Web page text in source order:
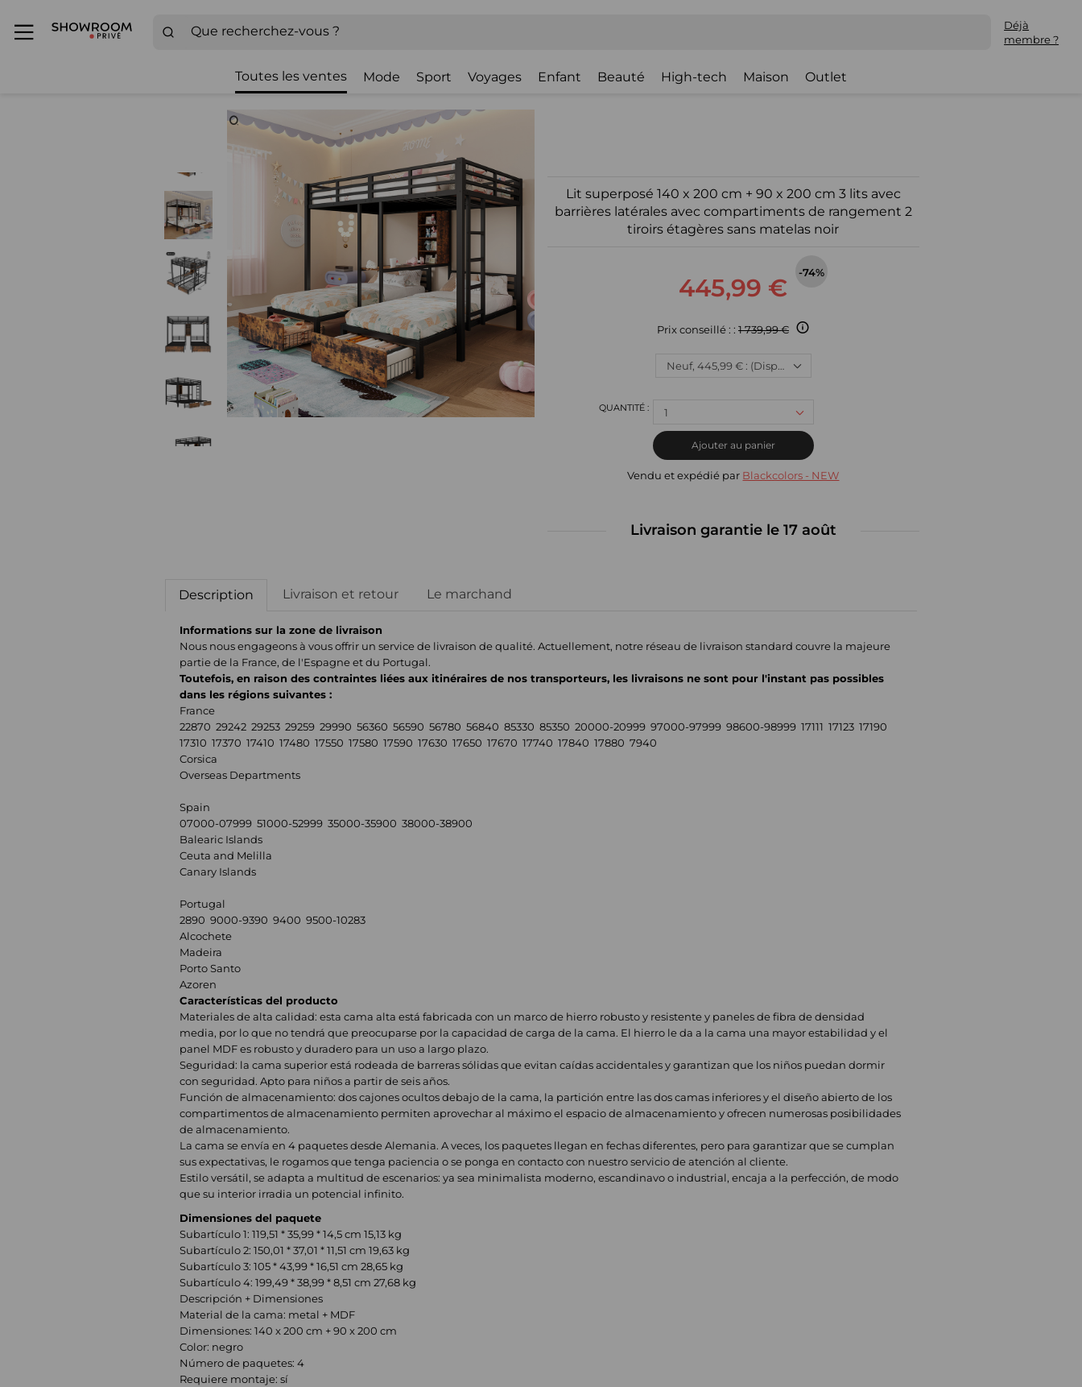
Déjà
membre ?
Toutes les ventes Mode Sport Voyages Enfant Beauté High-tech Maison Outlet
Zoom
Lit superposé 140 x 200 cm + 90 x 200 cm 3 lits avec
barrières latérales avec compartiments de rangement 2
tiroirs étagères sans matelas noir
445,99 €
-74%
Prix conseillé : : 1 739,99 €
Neuf, 445,99 € : (Disponible)
1
Ajouter au panier
Vendu et expédié par Blackcolors - NEW
Livraison garantie le 17 août
Description Livraison et retour Le marchand
Informations sur la zone de livraison
Nous nous engageons à vous offrir un service de livraison de qualité. Actuellement, notre réseau de livraison standard couvre la majeure
partie de la France, de l'Espagne et du Portugal.
Toutefois, en raison des contraintes liées aux itinéraires de nos transporteurs, les livraisons ne sont pour l'instant pas possibles
dans les régions suivantes :
France
22870 29242 29253 29259 29990 56360 56590 56780 56840 85330 85350 20000-20999 97000-97999 98600-98999 17111 17123 17190
17310 17370 17410 17480 17550 17580 17590 17630 17650 17670 17740 17840 17880 7940
Corsica
Overseas Departments
Spain
07000-07999 51000-52999 35000-35900 38000-38900
Balearic Islands
Ceuta and Melilla
Canary Islands
Portugal
2890 9000-9390 9400 9500-10283
Alcochete
Madeira
Porto Santo
Azoren
Características del producto
Materiales de alta calidad: esta cama alta está fabricada con un marco de hierro robusto y resistente y paneles de fibra de densidad
media, por lo que no tendrá que preocuparse por la capacidad de carga de la cama. El hierro le da a la cama una mayor estabilidad y el
panel MDF es robusto y duradero para un uso a largo plazo.
Seguridad: la cama superior está rodeada de barreras sólidas que evitan caídas accidentales y garantizan que los niños puedan dormir
con seguridad. Apto para niños a partir de seis años.
Función de almacenamiento: dos cajones ocultos debajo de la cama, la partición entre las dos camas inferiores y el diseño abierto de los
compartimentos de almacenamiento permiten aprovechar al máximo el espacio de almacenamiento y ofrecen numerosas posibilidades
de almacenamiento.
La cama se envía en 4 paquetes desde Alemania. A veces, los paquetes llegan en fechas diferentes, pero para garantizar que se cumplan
sus expectativas, le rogamos que tenga paciencia o se ponga en contacto con nuestro servicio de atención al cliente.
Estilo versátil, se adapta a multitud de escenarios: ya sea minimalista moderno, escandinavo o industrial, encaja a la perfección, de modo
que su interior irradia un potencial infinito.
Dimensiones del paquete
Subartículo 1: 119,51 * 35,99 * 14,5 cm 15,13 kg
Subartículo 2: 150,01 * 37,01 * 11,51 cm 19,63 kg
Subartículo 3: 105 * 43,99 * 16,51 cm 28,65 kg
Subartículo 4: 199,49 * 38,99 * 8,51 cm 27,68 kg
Descripción + Dimensiones
Material de la cama: metal + MDF
Dimensiones: 140 x 200 cm + 90 x 200 cm
Color: negro
Número de paquetes: 4
Requiere montaje: sí